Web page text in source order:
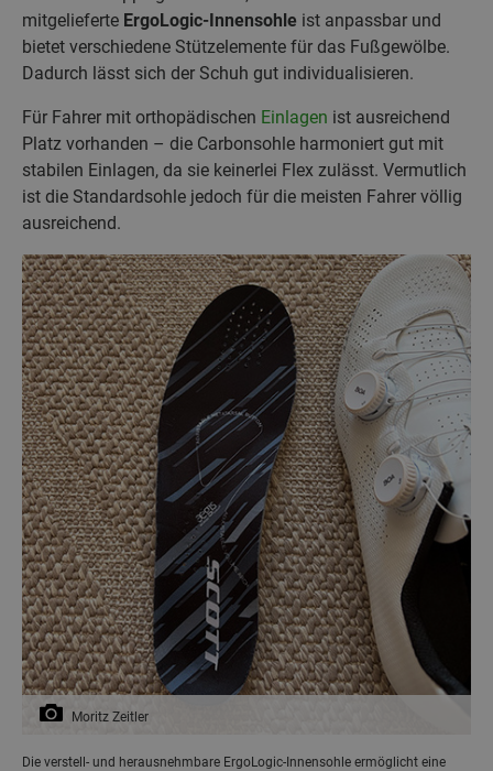
mitgelieferte ErgoLogic‑Innensohle ist anpassbar und
bietet verschiedene Stützelemente für das Fußgewölbe.
Dadurch lässt sich der Schuh gut individualisieren.
Für Fahrer mit orthopädischen Einlagen ist ausreichend
Platz vorhanden – die Carbonsohle harmoniert gut mit
stabilen Einlagen, da sie keinerlei Flex zulässt. Vermutlich
ist die Standardsohle jedoch für die meisten Fahrer völlig
ausreichend.
Moritz Zeitler
Die verstell- und herausnehmbare ErgoLogic-Innensohle ermöglicht eine